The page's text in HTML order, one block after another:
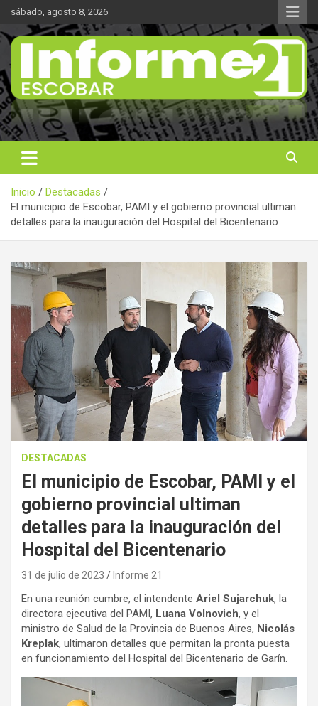
Saltar
contenido
sábado, agosto 8, 2026
Informe 21
Noticas reales
Inicio
Destacadas
El municipio de Escobar, PAMI y el gobierno provincial ultiman
detalles para la inauguración del Hospital del Bicentenario
DESTACADAS
El municipio de Escobar, PAMI y el
gobierno provincial ultiman
detalles para la inauguración del
Hospital del Bicentenario
31 de julio de 2023 Informe 21
En una reunión cumbre, el intendente Ariel Sujarchuk, la
directora ejecutiva del PAMI, Luana Volnovich, y el
ministro de Salud de la Provincia de Buenos Aires, Nicolás
Kreplak, ultimaron detalles que permitan la pronta puesta
en funcionamiento del Hospital del Bicentenario de Garín.